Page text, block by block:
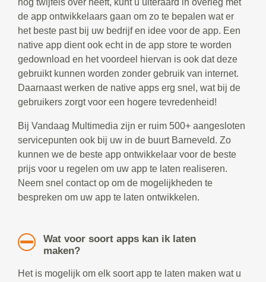
nog twijfels over heeft, kunt u uiteraard in overleg met
de app ontwikkelaars gaan om zo te bepalen wat er
het beste past bij uw bedrijf en idee voor de app. Een
native app dient ook echt in de app store te worden
gedownload en het voordeel hiervan is ook dat deze
gebruikt kunnen worden zonder gebruik van internet.
Daarnaast werken de native apps erg snel, wat bij de
gebruikers zorgt voor een hogere tevredenheid!
Bij Vandaag Multimedia zijn er ruim 500+ aangesloten
servicepunten ook bij uw in de buurt Barneveld. Zo
kunnen we de beste app ontwikkelaar voor de beste
prijs voor u regelen om uw app te laten realiseren.
Neem snel contact op om de mogelijkheden te
bespreken om uw app te laten ontwikkelen.
Wat voor soort apps kan ik laten
maken?
Het is mogelijk om elk soort app te laten maken wat u